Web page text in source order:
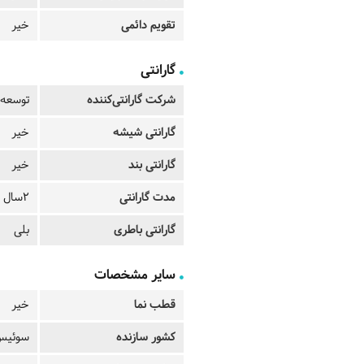
تقویم دائمی
خیر
گارانتی
شرکت گارانتی‌کننده
گارانتی شیشه
خیر
گارانتی بند
خیر
مدت گارانتی
2سال
گارانتی باطری
بلی
سایر مشخصات
قطب نما
خیر
کشور سازنده